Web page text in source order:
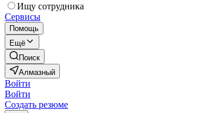
Ищу сотрудника
Сервисы
Помощь
Ещё
Поиск
Алмазный
Войти
Войти
Создать резюме